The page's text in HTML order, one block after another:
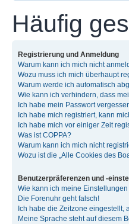
Häufig
Registrierung und Anmeldung
Warum kann ich mich nicht
Wozu muss ich mich überhaupt
Warum werde ich automatisch
Wie kann ich verhindern, dass
Ich habe mein Passwort
Ich habe mich registriert, kann
Ich habe mich vor einiger Zeit
Was ist COPPA?
Warum kann ich mich nicht
Wozu ist die „Alle Cookies des
Benutzerpräferenzen und -
Wie kann ich meine
Die Forenuhr geht falsch!
Ich habe die Zeitzone eingestellt,
Meine Sprache steht auf diesem